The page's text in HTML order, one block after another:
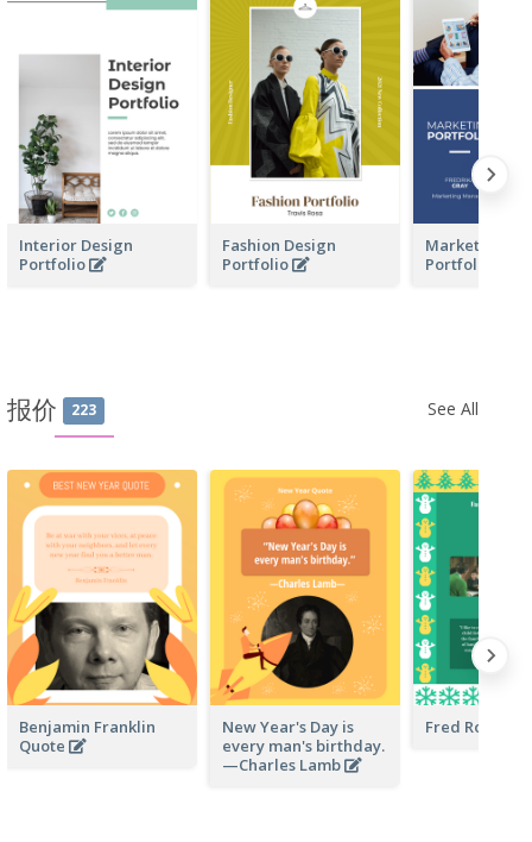
Interior Design
Portfolio
Fashion Design
Portfolio
Marketing
Portfolio
报价 223 See All
Benjamin Franklin
Quote
New Year's Day is
every man's birthday.
—Charles Lamb
Fred Rogers